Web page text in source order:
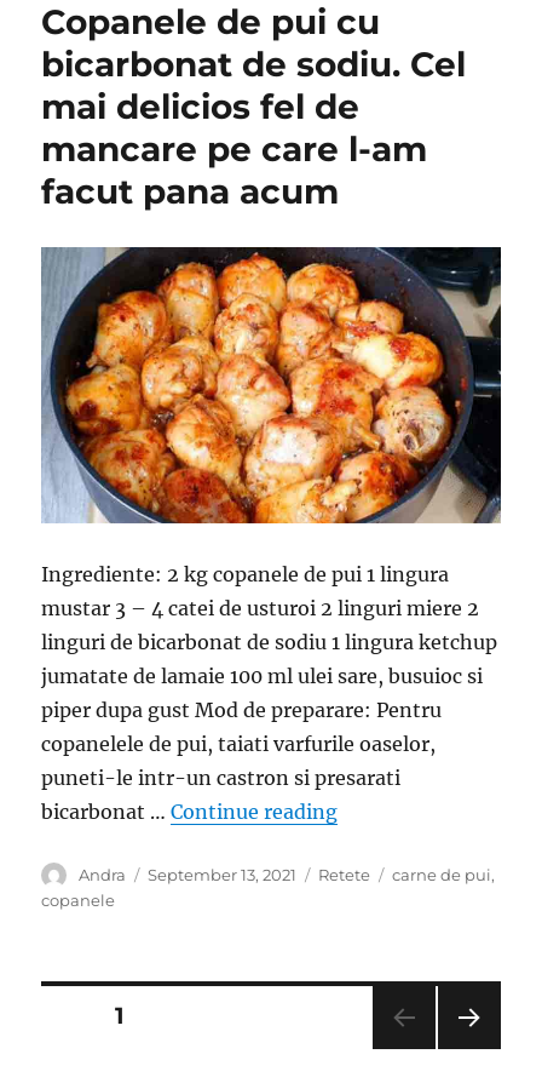
Copanele de pui cu
bicarbonat de sodiu. Cel
mai delicios fel de
mancare pe care l-am
facut pana acum
Ingrediente: 2 kg copanele de pui 1 lingura
mustar 3 – 4 catei de usturoi 2 linguri miere 2
linguri de bicarbonat de sodiu 1 lingura ketchup
jumatate de lamaie 100 ml ulei sare, busuioc si
piper dupa gust Mod de preparare: Pentru
copanelele de pui, taiati varfurile oaselor,
puneti-le intr-un castron si presarati
bicarbonat …Continue reading“Copanele de pui cu
Author
Andra
Posted
September 13, 2021 Categories
Retete Tags
carne de pui,
copanele
Posts
PAGE1